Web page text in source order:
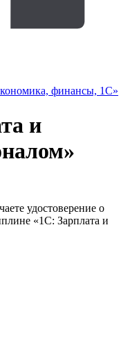
финансы, 1С»
и
удостоверение о
«1С: Зарплата и